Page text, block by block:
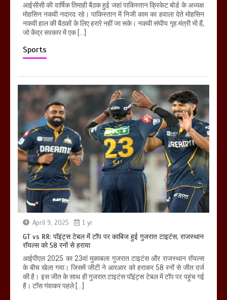
आईसीसी की वार्षिक तिमाही बैठक हुई जहां पाकिस्तान क्रिकेट बोर्ड के अध्यक्ष
मोहसिन नकवी नदारद रहे। पाकिस्तान में निजी काम का हवाला देते मोहसिन
नकवी हाल की बैठकों के लिए हरारे नहीं जा सके। नकवी संघीय गृह मंत्री भी हैं,
जो केंद्र सरकार में एक […]
Sports
April 9, 2025 1 yr
GT vs RR: पॉइंट्स टेबल में टॉप पर काबिज हुई गुजरात टाइटंस, राजस्थान
रॉयल्स को 58 रनों से हराया
आईपीएल 2025 का 23वां मुकाबला गुजरात टाइटंस और राजस्थान रॉयल्स
के बीच खेला गया। जिसमें जीटी ने आरआर को हराकर 58 रनों से जीत दर्ज
की है। इस जीत के साथ ही गुजरात टाइटंस पॉइंट्स टेबल में टॉप पर पहुंच गई
है। टॉस गंवाकर पहले […]